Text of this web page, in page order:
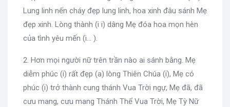
Lung linh nến cháy đẹp lung linh, hoa xinh đâu sánh Mẹ
đẹp xinh. Lòng thành (i i) dâng Mẹ đóa hoa mọn hèn
của tình yêu mến (i… ).
2. Hơn mọi người nữ trên trần nào ai sánh bằng. Mẹ
diễm phúc (i) rất đẹp (a) lòng Thiên Chúa (i), Mẹ có
phúc (i) trở thành cung thánh Vua Trời ngự, Mẹ đã, đã
cưu mang, cưu mang Thánh Thể Vua Trời, Mẹ Tỳ Nữ